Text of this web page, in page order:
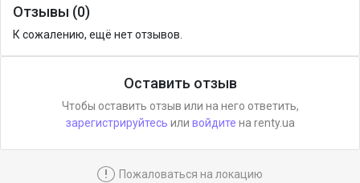
Отзывы (0)
К сожалению, ещё нет отзывов.
Оставить отзыв
Чтобы оставить отзыв или на него ответить,
зарегистрируйтесь или войдите на renty.ua
! Пожаловаться на локацию